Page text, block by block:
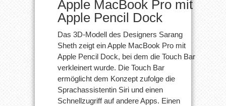
Apple MacBook Pro mit
Apple Pencil Dock
Das 3D-Modell des Designers Sarang
Sheth zeigt ein Apple MacBook Pro mit
Apple Pencil Dock, bei dem die Touch Bar
verkleinert wurde. Die Touch Bar
ermöglicht dem Konzept zufolge die
Sprachassistentin Siri und einen
Schnellzugriff auf andere Apps. Einen